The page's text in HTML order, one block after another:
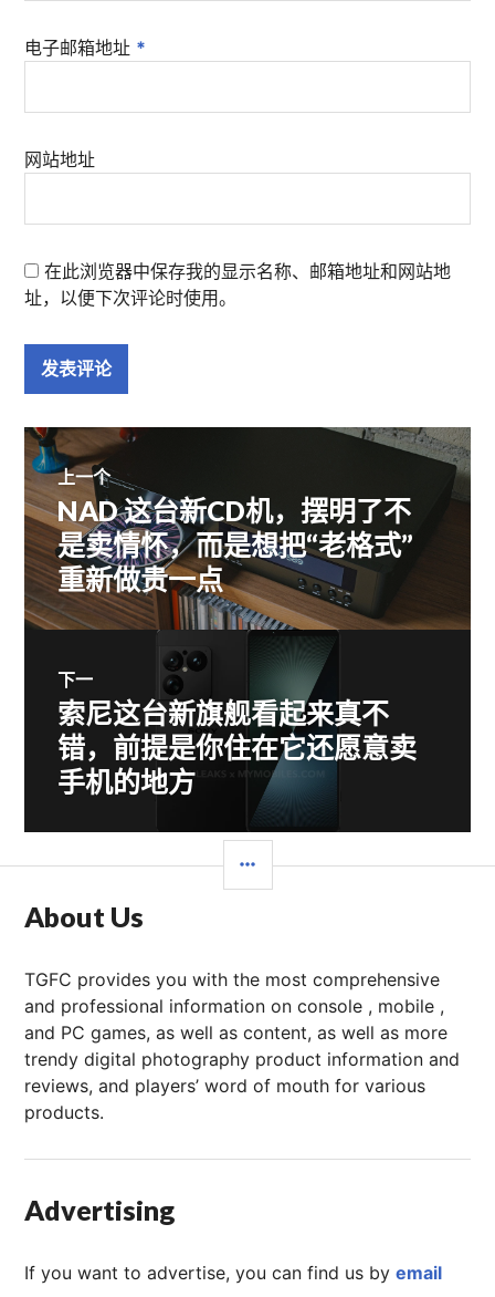
电子邮箱地址 *
网站地址
在此浏览器中保存我的显示名称、邮箱地址和网站地
址，以便下次评论时使用。
文
章
导
航
上一个
上
篇
文
章：
NAD 这台新CD机，摆明了不
是卖情怀，而是想把“老格式”
重新做贵一点
下一
下
篇
文
章：
索尼这台新旗舰看起来真不
错，前提是你住在它还愿意卖
手机的地方
栏
About Us
TGFC provides you with the most comprehensive
and professional information on console , mobile ,
and PC games, as well as content, as well as more
trendy digital photography product information and
reviews, and players’ word of mouth for various
products.
Advertising
If you want to advertise, you can find us byemail